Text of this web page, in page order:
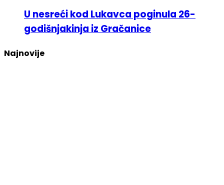
U nesreći kod Lukavca poginula 26-
godišnjakinja iz Gračanice
Najnovije